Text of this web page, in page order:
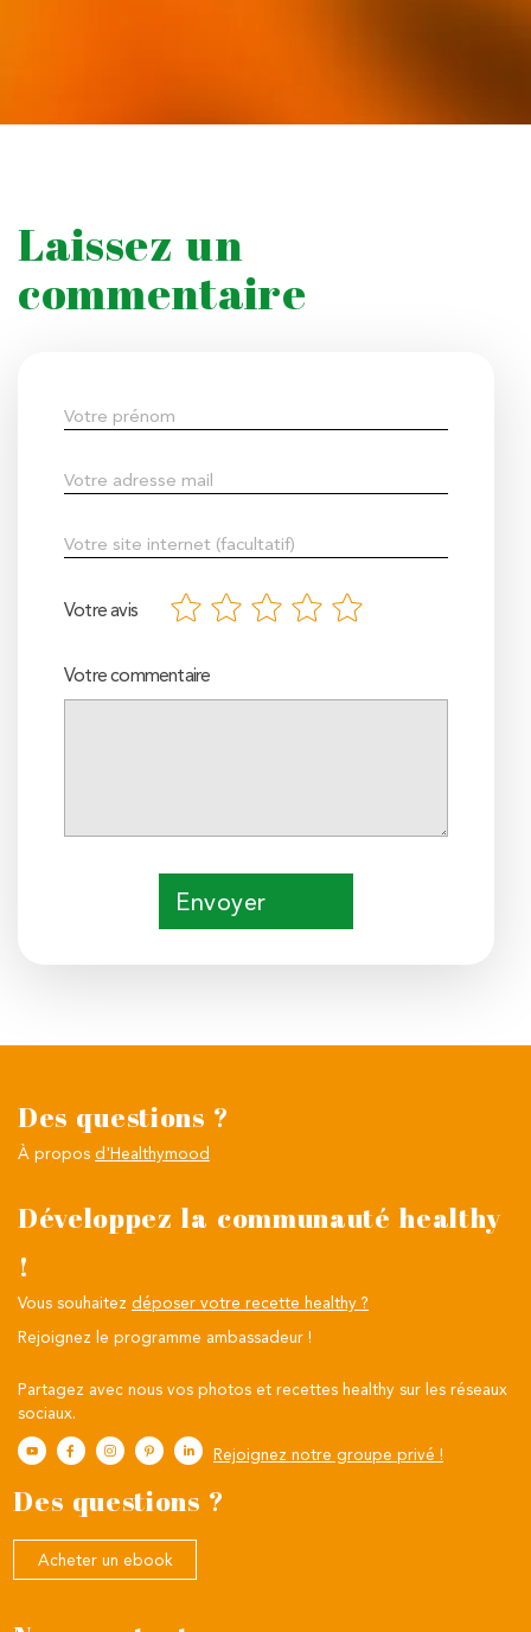
Laissez un
commentaire
Votre avis
Votre commentaire
Envoyer
Des questions ?
À propos d'Healthymood
Développez la communauté healthy
!
Vous souhaitez déposer votre recette healthy ?
Rejoignez le programme ambassadeur !
Partagez avec nous vos photos et recettes healthy sur les réseaux
sociaux.
Rejoignez notre groupe privé !
Des questions ?
Acheter un ebook